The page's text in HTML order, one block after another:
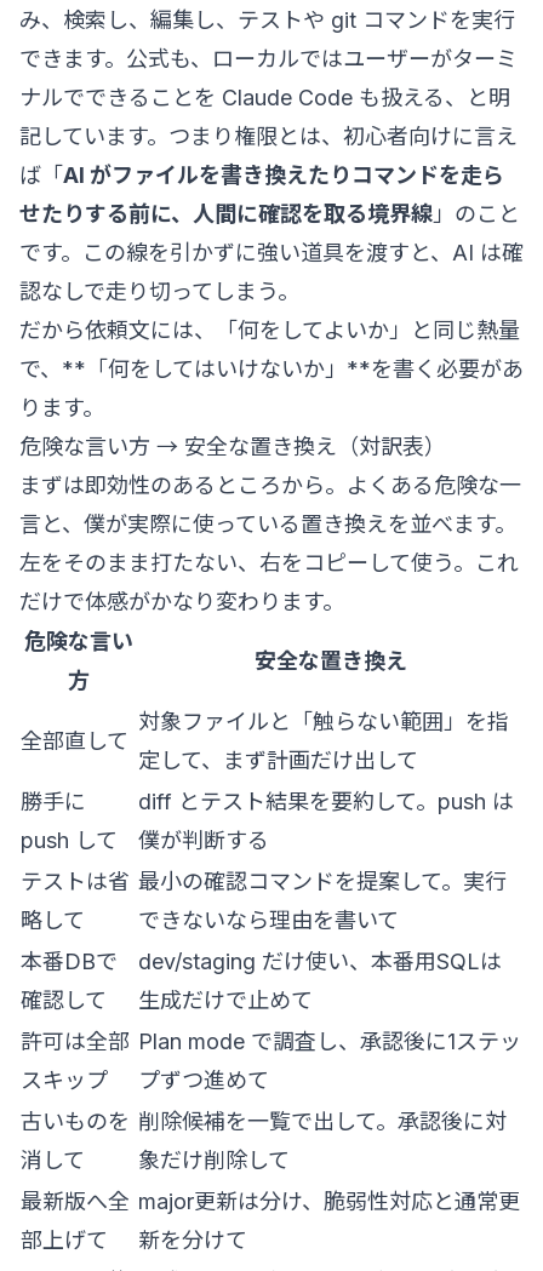
み、検索し、編集し、テストや git コマンドを実行
できます。公式も、ローカルではユーザーがターミ
ナルでできることを Claude Code も扱える、と明
記しています。つまり権限とは、初心者向けに言え
ば「 AI がファイルを書き換えたりコマンドを走ら
せたりする前に、人間に確認を取る境界線 」のこと
です。この線を引かずに強い道具を渡すと、AI は確
認なしで走り切ってしまう。
だから依頼文には、「何をしてよいか」と同じ熱量
で、**「何をしてはいけないか」**を書く必要があ
ります。
危険な言い方 → 安全な置き換え（対訳表）
まずは即効性のあるところから。よくある危険な一
言と、僕が実際に使っている置き換えを並べます。
左をそのまま打たない、右をコピーして使う。これ
だけで体感がかなり変わります。
危険な言い
方
安全な置き換え
全部直して
対象ファイルと「触らない範囲」を指
定して、まず計画だけ出して
勝手に
push して
diff とテスト結果を要約して。push は
僕が判断する
テストは省
略して
最小の確認コマンドを提案して。実行
できないなら理由を書いて
本番DBで
確認して
dev/staging だけ使い、本番用SQLは
生成だけで止めて
許可は全部
スキップ
Plan mode で調査し、承認後に1ステッ
プずつ進めて
古いものを
消して
削除候補を一覧で出して。承認後に対
象だけ削除して
最新版へ全
部上げて
major更新は分け、脆弱性対応と通常更
新を分けて